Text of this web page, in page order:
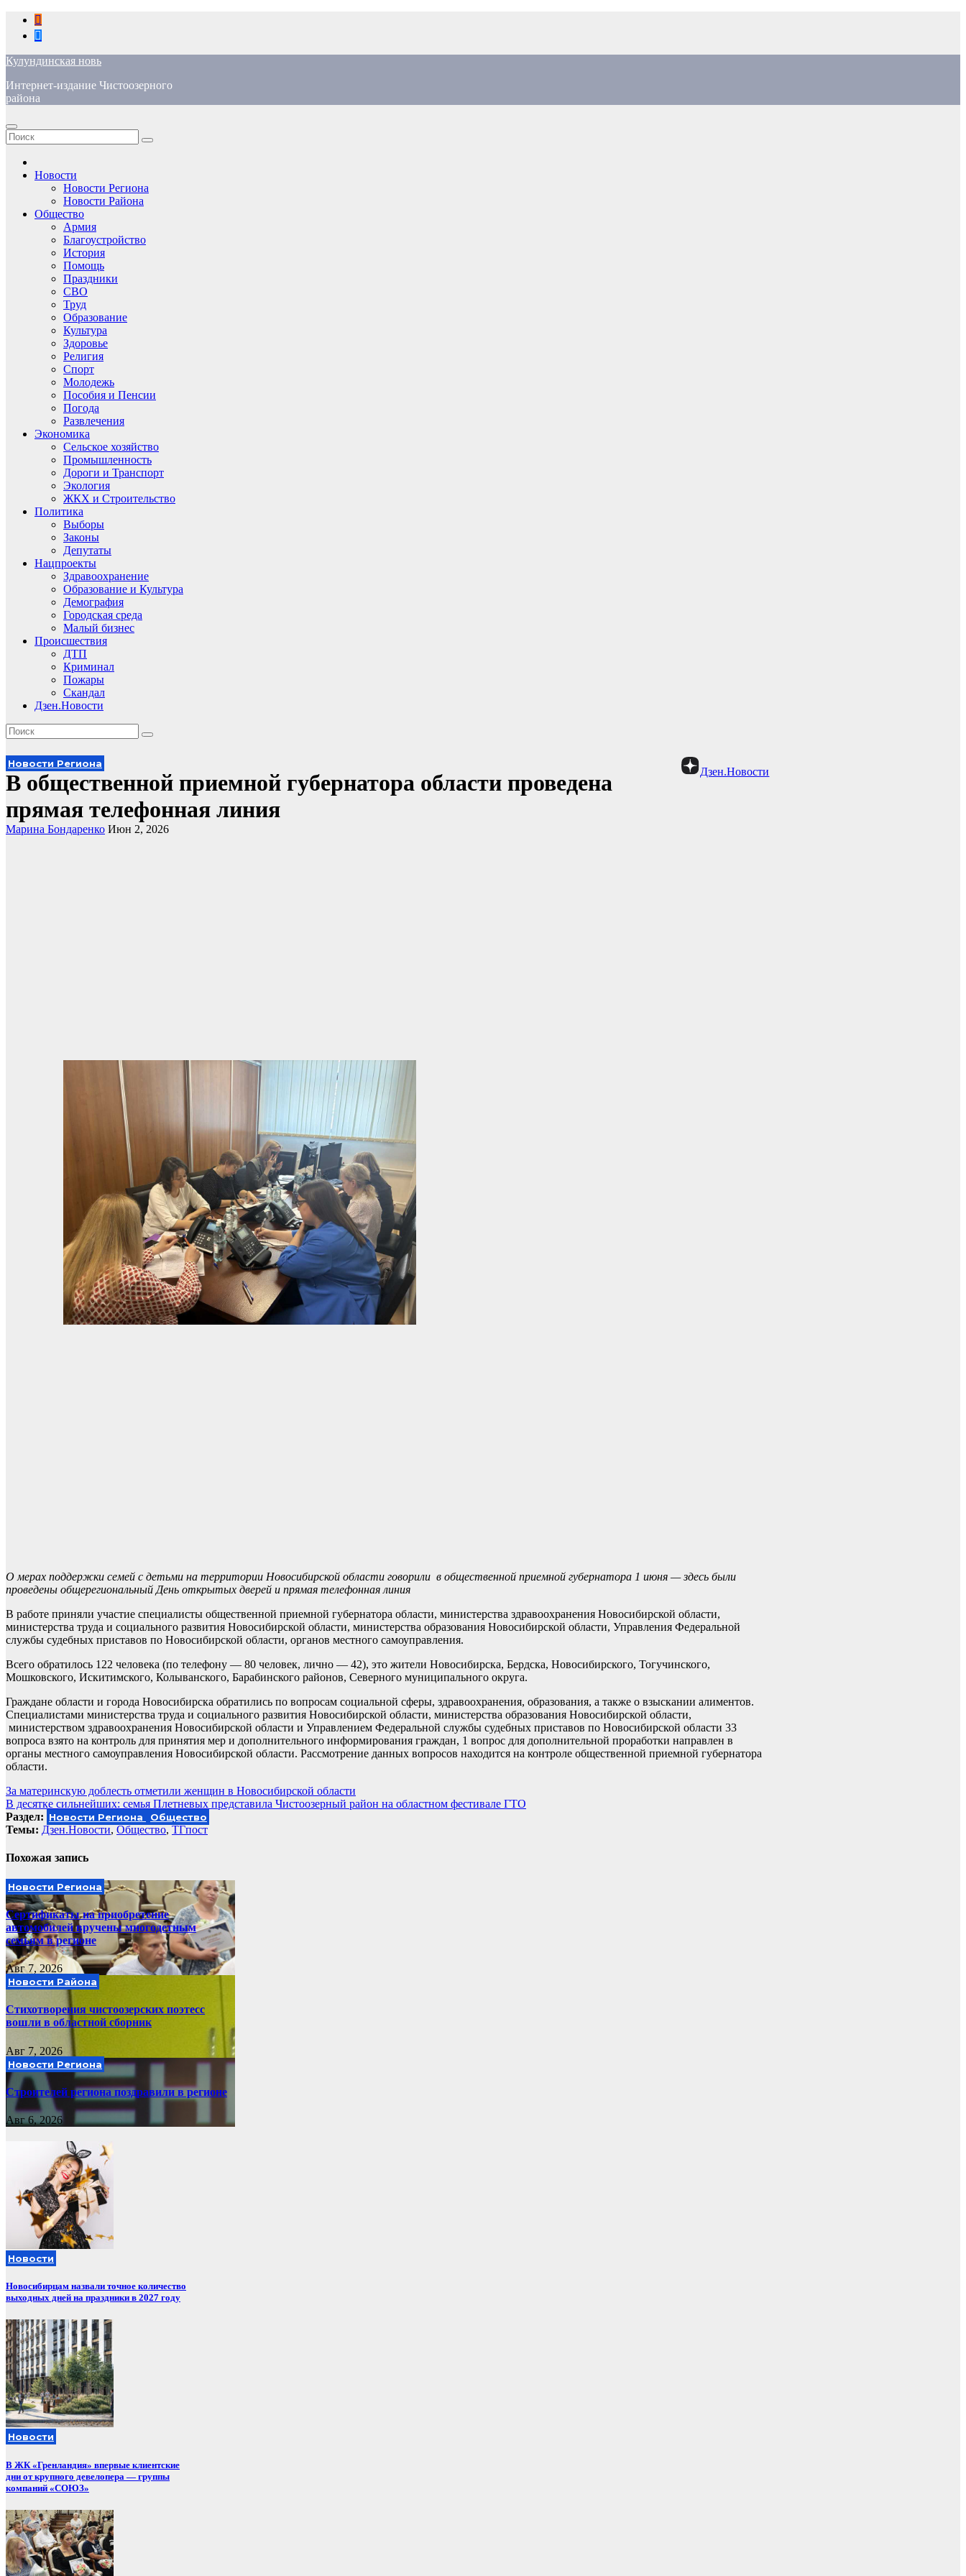
Перейти
содержимому
Кулундинская новь
Интернет-издание Чистоозерного
района
Новости
Новости Региона
Новости Района
Общество
Армия
Благоустройство
История
Помощь
Праздники
СВО
Труд
Образование
Культура
Здоровье
Религия
Спорт
Молодежь
Пособия и Пенсии
Погода
Развлечения
Экономика
Сельское хозяйство
Промышленность
Дороги и Транспорт
Экология
ЖКХ и Строительство
Политика
Выборы
Законы
Депутаты
Нацпроекты
Здравоохранение
Образование и Культура
Демография
Городская среда
Малый бизнес
Происшествия
ДТП
Криминал
Пожары
Скандал
Дзен.Новости
Дзен.Новости
Новости Региона
В общественной приемной губернатора области проведена
прямая телефонная линия
Марина Бондаренко Июн 2, 2026
О мерах поддержки семей с детьми на территории Новосибирской области говорили в общественной приемной губернатора 1 июня — здесь были
проведены общерегиональный День открытых дверей и прямая телефонная линия
В работе приняли участие специалисты общественной приемной губернатора области, министерства здравоохранения Новосибирской области,
министерства труда и социального развития Новосибирской области, министерства образования Новосибирской области, Управления Федеральной
службы судебных приставов по Новосибирской области, органов местного самоуправления.
Всего обратилось 122 человека (по телефону — 80 человек, лично — 42), это жители Новосибирска, Бердска, Новосибирского, Тогучинского,
Мошковского, Искитимского, Колыванского, Барабинского районов, Северного муниципального округа.
Граждане области и города Новосибирска обратились по вопросам социальной сферы, здравоохранения, образования, а также о взыскании алиментов.
Специалистами министерства труда и социального развития Новосибирской области, министерства образования Новосибирской области,
министерством здравоохранения Новосибирской области и Управлением Федеральной службы судебных приставов по Новосибирской области 33
вопроса взято на контроль для принятия мер и дополнительного информирования граждан, 1 вопрос для дополнительной проработки направлен в
органы местного самоуправления Новосибирской области. Рассмотрение данных вопросов находится на контроле общественной приемной губернатора
области.
Навигация
по
записям
За материнскую доблесть отметили женщин в Новосибирской области
В десятке сильнейших: семья Плетневых представила Чистоозерный район на областном фестивале ГТО
Раздел: Новости Региона Общество
Темы: Дзен.Новости, Общество, ТГпост
Похожая запись
Новости Региона
Сертификаты на приобретение
автомобилей вручены многодетным
семьям в регионе
Авг 7, 2026
Новости Района
Стихотворения чистоозерских поэтесс
вошли в областной сборник
Авг 7, 2026
Новости Региона
Строителей региона поздравили в регионе
Авг 6, 2026
Новости
Новосибирцам назвали точное количество
выходных дней на праздники в 2027 году
Новости
В ЖК «Гренландия» впервые клиентские
дни от крупного девелопера — группы
компаний «СОЮЗ»